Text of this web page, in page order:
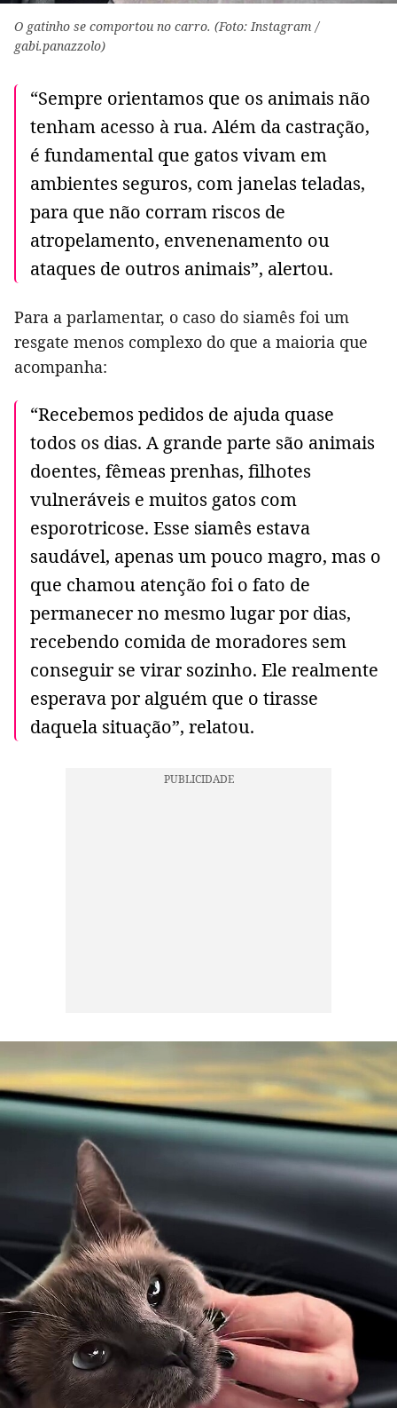
O gatinho se comportou no carro. (Foto: Instagram /
gabi.panazzolo)
“Sempre orientamos que os animais não
tenham acesso à rua. Além da castração,
é fundamental que gatos vivam em
ambientes seguros, com janelas teladas,
para que não corram riscos de
atropelamento, envenenamento ou
ataques de outros animais”, alertou.
Para a parlamentar, o caso do siamês foi um
resgate menos complexo do que a maioria que
acompanha:
“Recebemos pedidos de ajuda quase
todos os dias. A grande parte são animais
doentes, fêmeas prenhas, filhotes
vulneráveis e muitos gatos com
esporotricose. Esse siamês estava
saudável, apenas um pouco magro, mas o
que chamou atenção foi o fato de
permanecer no mesmo lugar por dias,
recebendo comida de moradores sem
conseguir se virar sozinho. Ele realmente
esperava por alguém que o tirasse
daquela situação”, relatou.